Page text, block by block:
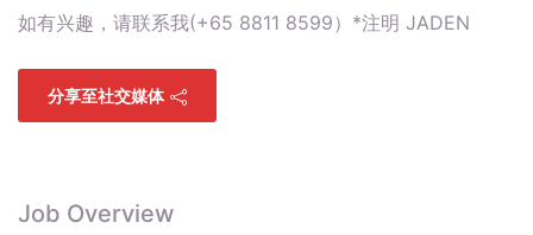
如有兴趣，请联系我(+65 8811 8599）*注明 JADEN
分享至社交媒体
Job Overview